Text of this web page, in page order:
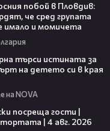
побой в Пловдив:
че сред групата
имало и момичета
търси истината за
на детето си в края
на NOVA
посреща гости |
| 4 авг. 2026